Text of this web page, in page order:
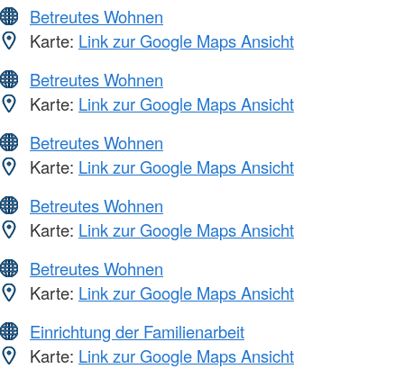
Betreutes Wohnen
Karte: Link zur Google Maps Ansicht
Betreutes Wohnen
Karte: Link zur Google Maps Ansicht
Betreutes Wohnen
Karte: Link zur Google Maps Ansicht
Betreutes Wohnen
Karte: Link zur Google Maps Ansicht
Betreutes Wohnen
Karte: Link zur Google Maps Ansicht
Einrichtung der Familienarbeit
Karte: Link zur Google Maps Ansicht